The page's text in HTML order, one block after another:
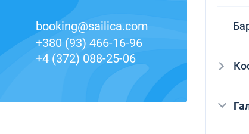
booking@sailica.com
+380 (93) 466-16-96
+4 (372) 088-25-06